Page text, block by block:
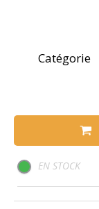
Catégorie
EN STOCK